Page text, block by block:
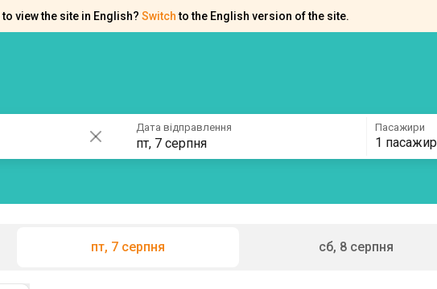
view the site in English? Switch to the English version of the site.
Дата відправлення
пт, 7 серпня
Пасажири
1 пасажир
пт, 7 серпня сб, 8 серпня